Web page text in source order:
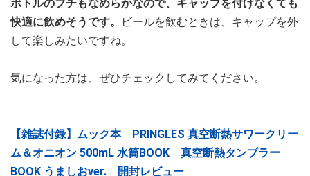
ボトルのフチもなめらかなので、キャップを付けなくても
快適に飲めそうです。
ビールを飲むときは、キャップを外
して楽しみたいですね。
気になった方は、ぜひチェックしてみてください。
【雑誌付録】ムック本 PRINGLES 真空断熱サワークリー
ム＆オニオン 500mL 水筒BOOK 真空断熱タンブラー
BOOK うましおver. 開封レビュー